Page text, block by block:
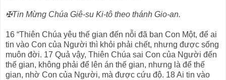
✠Tin Mừng Chúa Giê-su Ki-tô theo thánh Gio-an.
16 “Thiên Chúa yêu thế gian đến nỗi đã ban Con Một, để ai
tin vào Con của Người thì khỏi phải chết, nhưng được sống
muôn đời. 17 Quả vậy, Thiên Chúa sai Con của Người đến
thế gian, không phải để lên án thế gian, nhưng là để thế
gian, nhờ Con của Người, mà được cứu độ. 18 Ai tin vào